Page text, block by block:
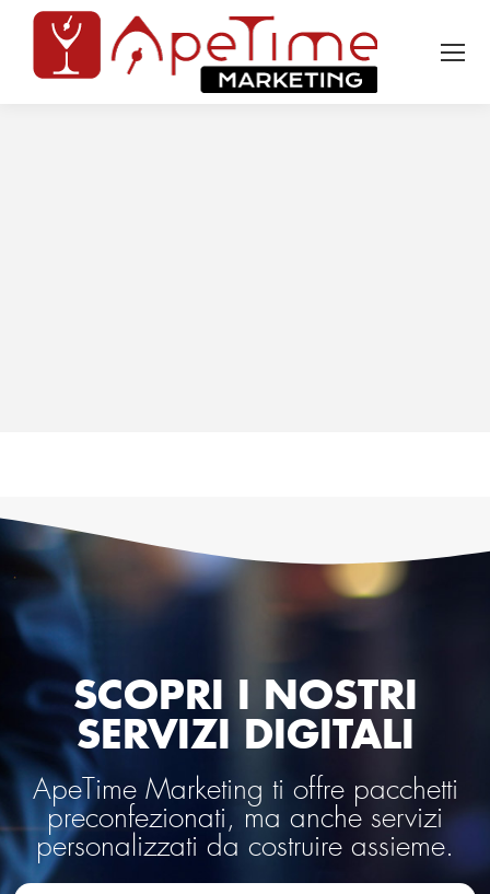
SCOPRI I NOSTRI
SERVIZI DIGITALI
ApeTime Marketing ti offre pacchetti
preconfezionati, ma anche servizi
personalizzati da costruire assieme.